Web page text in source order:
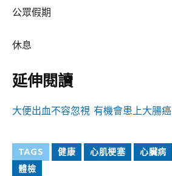
公眾假期
休息
延伸閱讀
大便出血不容忽視 有機會患上大腸癌
TAGS 健康 心肌梗塞 心臟病
體檢